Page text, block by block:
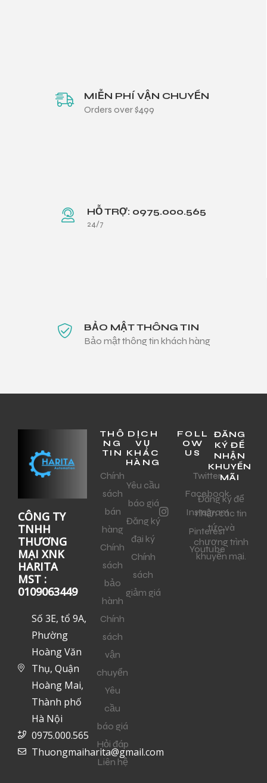
MIỄN PHÍ VẬN CHUYỂN
Orders over $499
HỖ TRỢ: 0975.000.565
24/7
BẢO MẬT THÔNG TIN
Bảo mật thông tin khách hàng
CÔNG TY
TNHH
THƯƠNG
MẠI XNK
HARITA
MST :
0109063449
Số 3E, tổ 9A,
Phường
Hoàng Văn
Thụ, Quận
Hoàng Mai,
Thành phố
Hà Nội
0975.000.565
Thuongmaiharita@gmail.com
THÔ
NG
TIN
Chính
sách
bán
hàng
Chính
sách
bảo
hành
Chính
sách
vận
chuyển
Yêu
cầu
báo giá
Hỏi đáp
Liên hệ
DỊCH
VỤ
KHÁC
HÀNG
Yêu cầu
báo giá
Đăng ký
đại ký
Chính
sách
giảm giá
FOLL
OW
US
Twitter
Facebook
Instagram
Pinterest
Youtube
ĐĂNG
KÝ ĐỂ
NHẬN
KHUYẾN
MÃI
Đăng ký để
nhận các tin
tức và
chương trình
khuyến mại.